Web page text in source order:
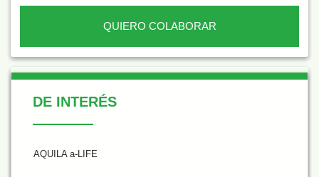
QUIERO COLABORAR
De Interés
DE INTERÉS
AQUILA a-LIFE